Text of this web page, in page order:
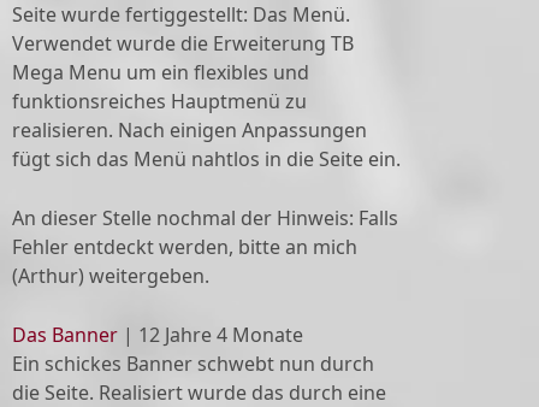
Seite wurde fertiggestellt: Das Menü.
Verwendet wurde die Erweiterung TB
Mega Menu um ein flexibles und
funktionsreiches Hauptmenü zu
realisieren. Nach einigen Anpassungen
fügt sich das Menü nahtlos in die Seite ein.
An dieser Stelle nochmal der Hinweis: Falls
Fehler entdeckt werden, bitte an mich
(Arthur) weitergeben.
Das Banner | 12 Jahre 4 Monate
Ein schickes Banner schwebt nun durch
die Seite. Realisiert wurde das durch eine